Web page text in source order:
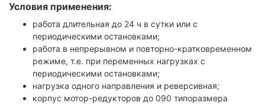
Условия применения:
работа длительная до 24 ч в сутки или с
периодическими остановками;
работа в непрерывном и повторно-кратковременном
режиме, т.е. при переменных нагрузках с
периодическими остановками;
нагрузка одного направления и реверсивная;
корпус мотор-редукторов до 090 типоразмера